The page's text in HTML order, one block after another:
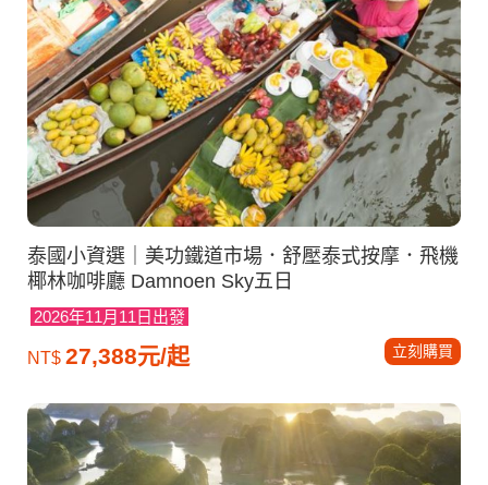
泰國小資選｜美功鐵道市場．舒壓泰式按摩．飛機
椰林咖啡廳 Damnoen Sky五日
2026年11月11日出發
NT$ 27,388元/起 立刻購買